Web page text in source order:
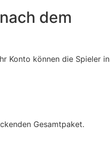
dem
Konto können die Spieler in
Gesamtpaket.